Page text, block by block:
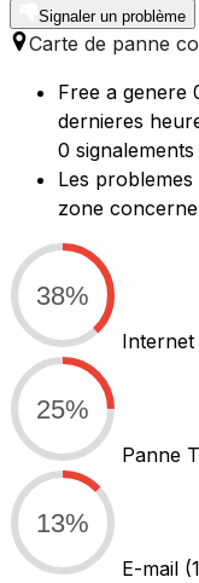
Signaler un problème
Carte de panne
Free a genere
dernieres
0 signalements
Les
zone
38%
Internet
25%
Panne
13%
E-mail